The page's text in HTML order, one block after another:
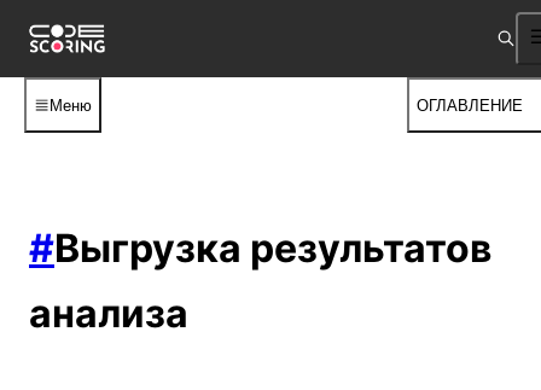
Меню ОГЛАВЛЕНИЕ
#Выгрузка результатов
анализа